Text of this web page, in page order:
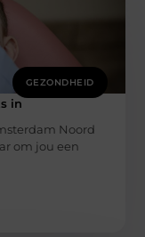
GEZONDHEID
in
Noord
om jou een